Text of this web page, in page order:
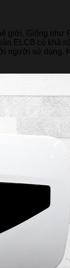
giới. Giống
ELCB có khả
người sử dụng.